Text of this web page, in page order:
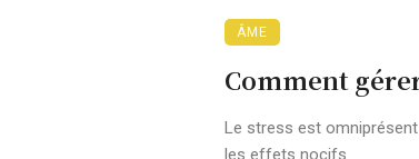
ÂME
Comment
Le stress est
les effets nocifs ...